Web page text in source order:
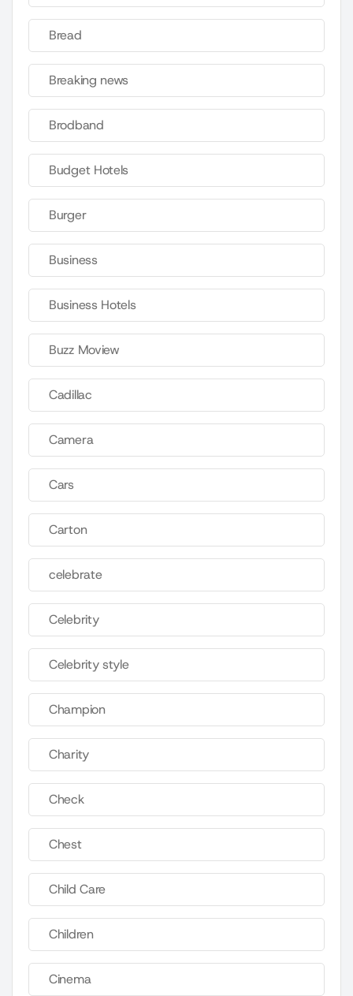
Bread
Breaking news
Brodband
Budget Hotels
Burger
Business
Business Hotels
Buzz Moview
Cadillac
Camera
Cars
Carton
celebrate
Celebrity
Celebrity style
Champion
Charity
Check
Chest
Child Care
Children
Cinema